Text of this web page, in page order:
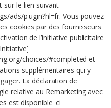
sur le lien suivant
ads/plugin?hl=fr. Vous pouvez
cookies par des fournisseurs
de l’initiative publicitaire
choices/#completed et
supplémentaires qui y
La déclaration de
relative au Remarketing avec
est disponible ici